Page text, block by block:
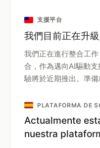
支援平台
我們目前正在升級
我們正在進行整合工
合，作為邁向AI驅動
驗將於近期推出。準備
PLATAFORMA DE
Actualmente
nuestra